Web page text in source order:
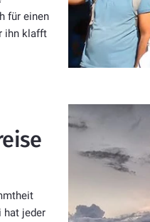
für einen
ihn klafft
hat jeder